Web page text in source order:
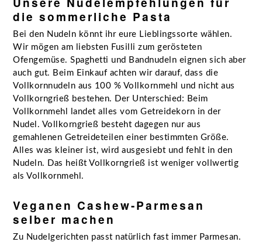
die sommerliche Pasta
Bei den Nudeln könnt ihr eure Lieblingssorte wählen.
Wir mögen am liebsten Fusilli zum gerösteten
Ofengemüse. Spaghetti und Bandnudeln eignen sich aber
auch gut. Beim Einkauf achten wir darauf, dass die
Vollkornnudeln aus 100 % Vollkornmehl und nicht aus
Vollkorngrieß bestehen. Der Unterschied: Beim
Vollkornmehl landet alles vom Getreidekorn in der
Nudel. Vollkorngrieß besteht dagegen nur aus
gemahlenen Getreideteilen einer bestimmten Größe.
Alles was kleiner ist, wird ausgesiebt und fehlt in den
Nudeln. Das heißt Vollkorngrieß ist weniger vollwertig
als Vollkornmehl.
Veganen Cashew-Parmesan
selber machen
Zu Nudelgerichten passt natürlich fast immer Parmesan.